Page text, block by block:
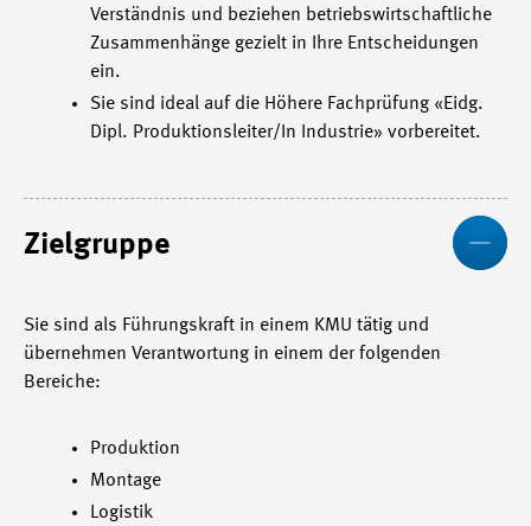
Verständnis und beziehen betriebswirtschaftliche
Zusammenhänge gezielt in Ihre Entscheidungen
ein.
Sie sind ideal auf die Höhere Fachprüfung «Eidg.
Dipl. Produktionsleiter/In Industrie» vorbereitet.
Zielgruppe
Sie sind als Führungskraft in einem KMU tätig und
übernehmen Verantwortung in einem der folgenden
Bereiche:
Produktion
Montage
Logistik